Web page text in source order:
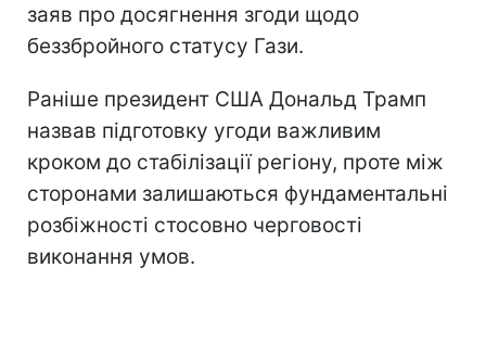
заяв про досягнення згоди щодо
беззбройного статусу Гази.
Раніше президент США Дональд Трамп
назвав підготовку угоди важливим
кроком до стабілізації регіону, проте між
сторонами залишаються фундаментальні
розбіжності стосовно черговості
виконання умов.